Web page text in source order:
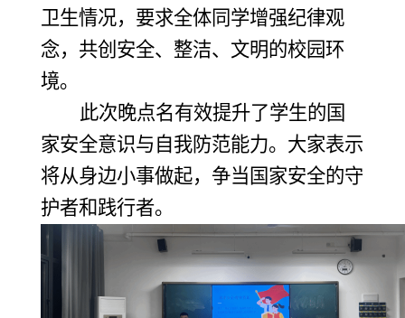
卫生情况，要求全体同学增强纪律观
念，共创安全、整洁、文明的校园环
境。
此次晚点名有效提升了学生的国
家安全意识与自我防范能力。大家表示
将从身边小事做起，争当国家安全的守
护者和践行者。